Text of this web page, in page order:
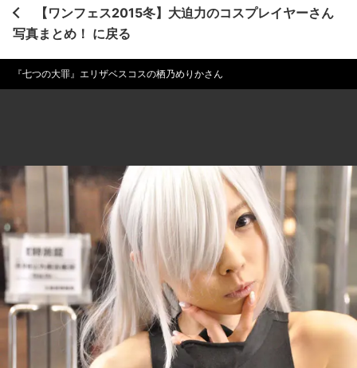
【ワンフェス2015冬】大迫力のコスプレイヤーさん
写真まとめ！ に戻る
『七つの大罪』エリザベスコスの栖乃めりかさん